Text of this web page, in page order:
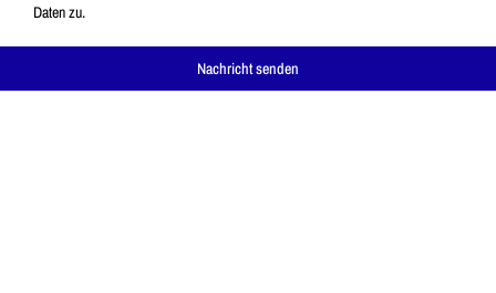
Daten zu.
Nachricht senden